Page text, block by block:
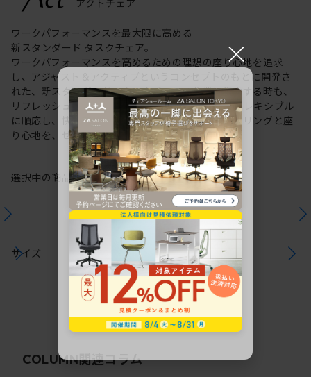
ワークパフォーマンスを最大限に高める
新スタンダード タスクチェア。
ワークパフォーマンスを高めるための理想の座り心地を追求
し、アジャスト＆アクティブというコンセプトのもとに開発さ
れた、新スタンダードのタスクチェア。作業に集中する時も、
リフレッシュする時も、座る姿勢や身体の動きにフレキシブル
に順応し、快適にサポートします。新感覚のスタイリングと座
り心地を、ぜひご体感ください。
選択中の商品情報保証注意事項
サイズ
COLUMN関連コラム
×